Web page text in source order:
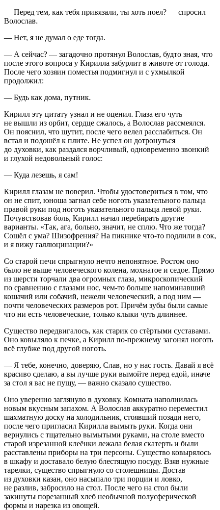
— Перед тем, как тебя привязали, ты хоть поел? — спросил
Волослав.
— Нет, я не думал о еде тогда.
— А сейчас? — загадочно протянул Волослав, будто зная, что
после этого вопроса у Кирилла забурлит в животе от голода.
После чего хозяин поместья подмигнул и с ухмылкой
продолжил:
— Будь как дома, путник.
Кирилл эту цитату узнал и не оценил. Глаза его чуть
не вышли из орбит, сердце сжалось, а Волослав рассмеялся.
Он пояснил, что шутит, после чего велел расслабиться. Он
встал и подошёл к плите. Не успел он дотронуться
до духовки, как раздался ворчливый, одновременно звонкий
и глухой недовольный голос:
— Куда лезешь, я сам!
Кирилл глазам не поверил. Чтобы удостовериться в том, что
он не спит, юноша загнал себе ноготь указательного пальца
правой руки под ноготь указательного пальца левой руки.
Почувствовав боль, Кирилл начал перебирать другие
варианты. «Так, ага, больно, значит, не сплю. Что же тогда?
Сошёл с ума? Шизофрения? На пикнике что-то подлили в сок,
и я вижу галлюцинации?»
Со старой печи спрыгнуло нечто непонятное. Ростом оно
было не выше человеческого колена, мохнатое и седое. Прямо
из шерсти торчали два огромных глаза, микроскопический
по сравнению с глазами нос, чем-то больше напоминавший
кошачий или собачий, нежели человеческий, а под ним —
почти человеческих размеров рот. Причём зубы были самые
что ни есть человеческие, только клыки чуть длиннее.
Существо передвигалось, как старик со стёртыми суставами.
Оно ковыляло к печке, а Кирилл по-прежнему загонял ноготь
всё глубже под другой ноготь.
— Я тебе, конечно, доверяю, Слав, но у нас гость. Давай я всё
красиво сделаю, а вы лучше руки вымойте перед едой, иначе
за стол я вас не пущу, — важно сказало существо.
Оно уверенно заглянуло в духовку. Комната наполнилась
новым вкусным запахом. А Волослав аккуратно переместил
шахматную доску на холодильник, стоявший позади него,
после чего пригласил Кирилла вымыть руки. Когда они
вернулись с тщательно вымытыми руками, на столе вместо
старой изрезанной клеёнки лежала белая скатерть и были
расставлены приборы на три персоны. Существо ковырялось
в шкафу и доставало белую блестящую посуду. Взяв нужные
тарелки, существо спрыгнуло со столешницы. Достав
из духовки казан, оно насыпало три порции и ловко,
не разлив, забросило на стол. После чего на стол были
закинуты порезанный хлеб необычной полусферической
формы и нарезка из овощей.